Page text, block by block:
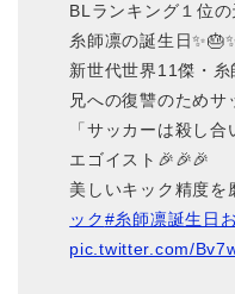
BLランキング１位
糸師凛の誕生日
新世代世界11傑・糸
兄への復讐のためサ
「サッカーは殺し
エゴイスト🎉🎉🎉
美しいキック精度を
ック#糸師凛誕生日
pic.twitter.com/